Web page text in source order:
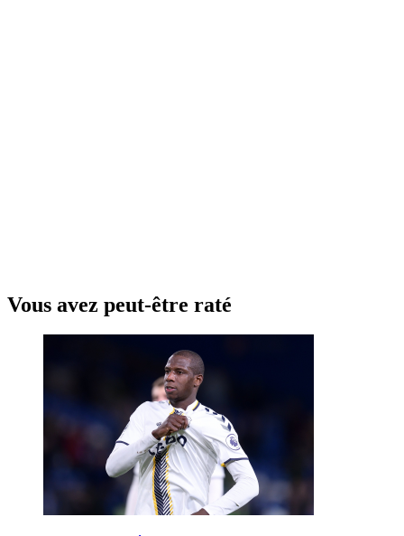
Vous avez peut-être raté